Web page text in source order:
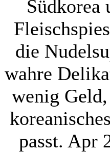
Südkorea
die
wahre
wenig
passt. Apr